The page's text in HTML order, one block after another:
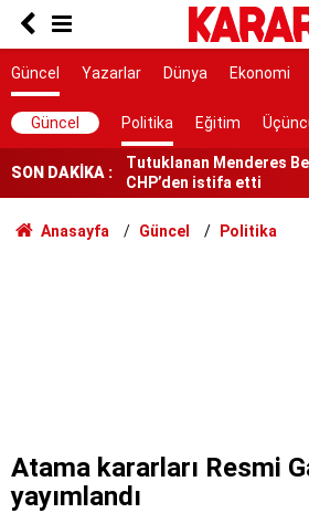
Güncel Yazarlar Dünya Ekonomi
Güncel Politika Eğitim
SON DAKİKA :
Güvensiz ürünler
Gören Maldivler sanıyor
CHP’den istifa etti
YKS tercihlerinde son
'Bugün tarihi bir gün'
Anasayfa Güncel Politika
Atama kararları Resmi
yayımlandı